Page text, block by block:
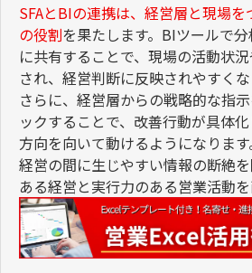
SFAとBIの連携は、経営層と現場を
の役割を果たします。 BIツールで
に共有することで、現場の活動状
され、経営判断に反映されやすくな
さらに、経営層からの戦略的な指
ックすることで、改善行動が具体
方向を向いて動けるようになります
経営の間に生じやすい情報の断絶
ある経営と実行力のある営業活動を